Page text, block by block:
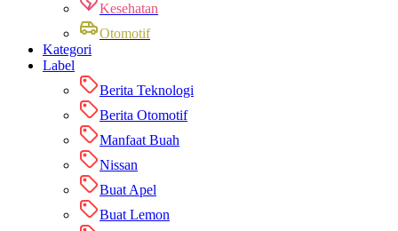
Kesehatan
Otomotif
Kategori
Label
Berita Teknologi
Berita Otomotif
Manfaat Buah
Nissan
Buat Apel
Buat Lemon